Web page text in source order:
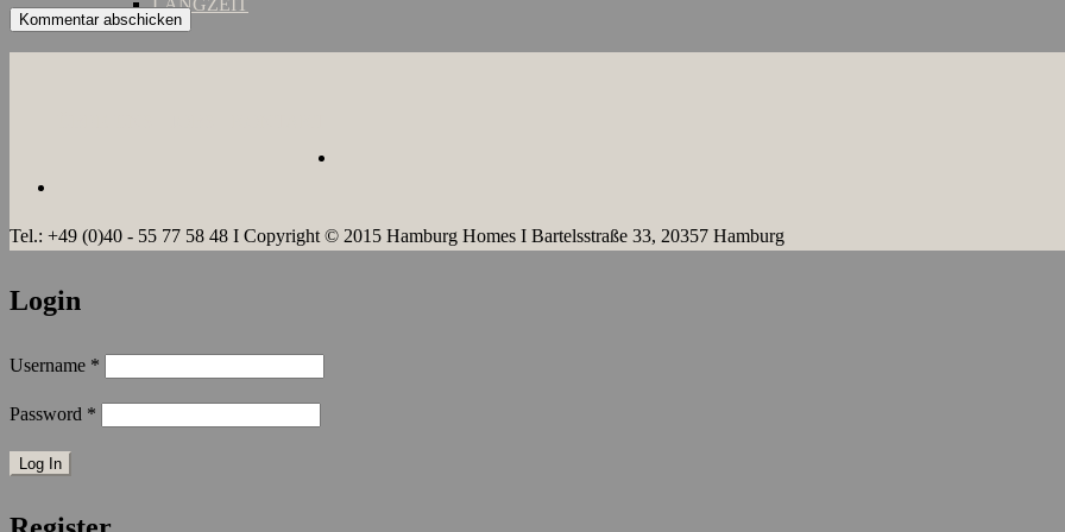
LANGZEIT
Tel.: +49 (0)40 - 55 77 58 48 I Copyright © 2015 Hamburg Homes I Bartelsstraße 33, 20357 Hamburg
Login
Username *
Password *